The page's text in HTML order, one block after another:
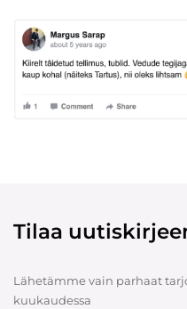
Tilaa
Lähetämme vain parhaat
kuukaudessa